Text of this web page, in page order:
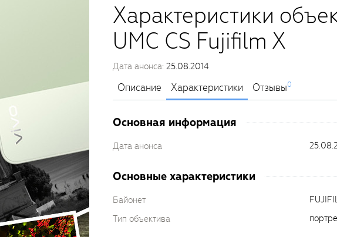
Характеристики
UMC CS Fujifilm X
Дата анонса: 25.08.2014
Описание Характеристики Отзывы0
Основная информация
Дата анонса
Основные характеристики
Байонет
Тип объектива